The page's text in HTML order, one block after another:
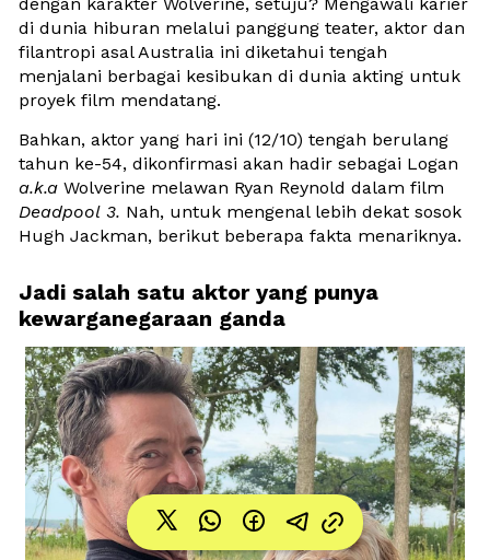
di dunia hiburan melalui panggung teater, aktor dan
filantropi asal Australia ini diketahui tengah
menjalani berbagai kesibukan di dunia akting untuk
proyek film mendatang.
Bahkan, aktor yang hari ini (12/10) tengah berulang
a.k.a
Deadpool 3. Nah, untuk mengenal lebih dekat sosok
Hugh Jackman, berikut beberapa fakta menariknya.
Jadi salah satu aktor yang punya
kewarganegaraan ganda